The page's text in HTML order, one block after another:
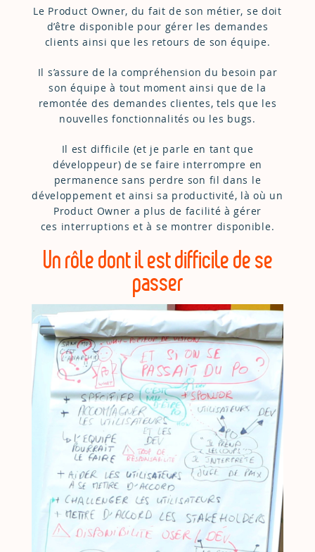
Le Product Owner, du fait de son métier, se doit
d’être disponible pour gérer les demandes
clients ainsi que les retours de son équipe.
Il s’assure de la compréhension du besoin par
son équipe à tout moment ainsi que de la
remontée des demandes clientes, tels que les
nouvelles fonctionnalités ou les bugs.
Il est difficile (et je parle en tant que
développeur) de se faire interrompre en
permanence sans perdre son fil dans le
développement et ainsi sa productivité, là où un
Product Owner a plus de facilité à gérer
ces interruptions et à se montrer disponible.
Un rôle dont il est difficile de se
passer